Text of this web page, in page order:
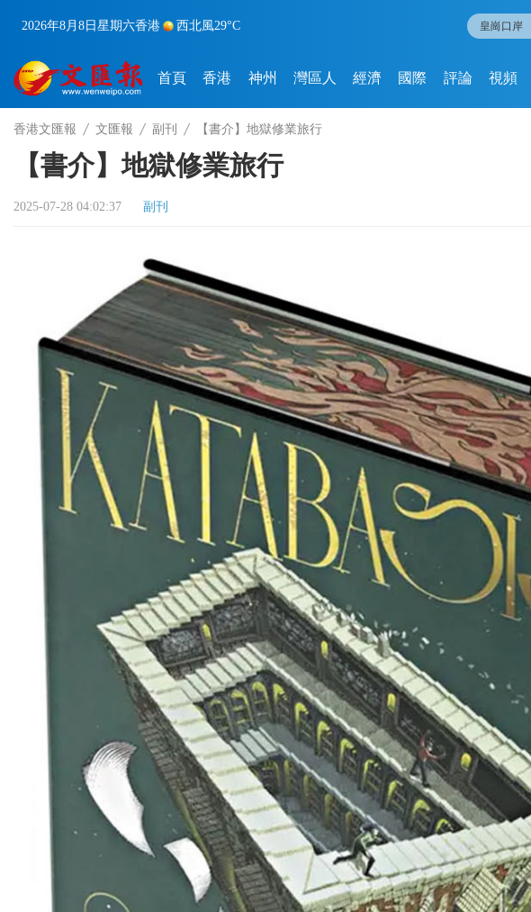
2026年8月8日 星期六香港 西北風29°C
首頁 香港 神州 灣區人 經濟 國際 評論 視頻
香港文匯報 文匯報 副刊 【書介】地獄修業旅行
【書介】地獄修業旅行
2025-07-28 04:02:37 副刊